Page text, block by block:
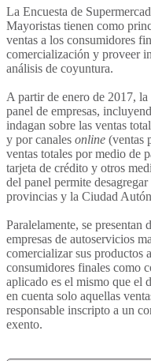
La Encuesta de
Mayoristas tienen como
ventas a los consumidores
comercialización y proveer
análisis de coyuntura.
A partir de enero de 2017,
panel de empresas,
indagan sobre las ventas
y por canales online (ventas
ventas totales por medio de
tarjeta de crédito y otros
del panel permite
provincias y la Ciudad
Paralelamente, se presentan
empresas de autoservicios
comercializar sus productos
consumidores finales como
aplicado es el mismo que el
en cuenta solo aquellas
responsable inscripto a un
exento.